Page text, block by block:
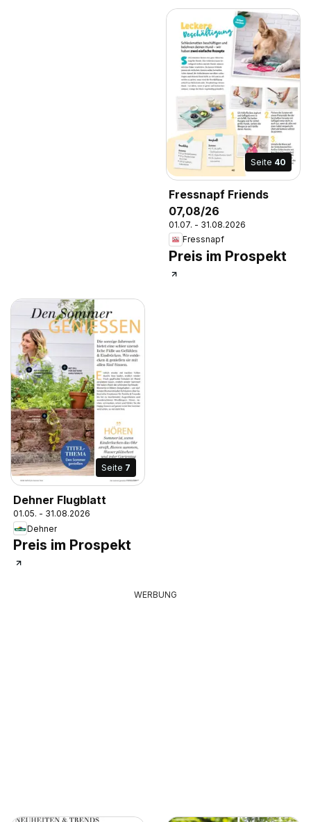
Seite 40
Fressnapf Friends
07,08/26
01.07. - 31.08.2026
Fressnapf
Preis im Prospekt
Seite 7
Dehner Flugblatt
01.05. - 31.08.2026
Dehner
Preis im Prospekt
WERBUNG